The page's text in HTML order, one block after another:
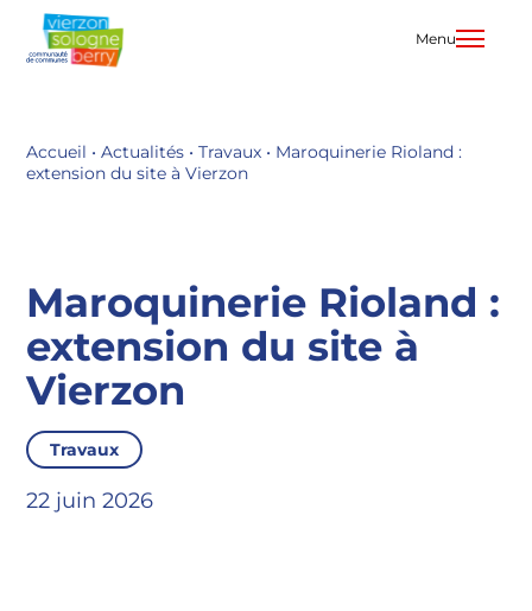
Aller
contenu
Menu
Accueil •Actualités •Travaux • Maroquinerie Rioland :
extension du site à Vierzon
Maroquinerie Rioland :
extension du site à
Vierzon
Travaux
22 juin 2026